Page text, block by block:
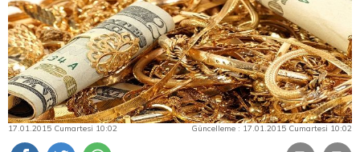
17.01.2015 Cumartesi 10:02 Güncelleme : 17.01.2015 Cumartesi 10:02